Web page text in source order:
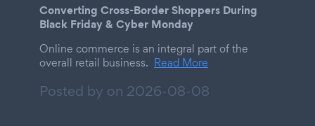
Converting Cross-Border Shoppers During
Black Friday & Cyber Monday
Online commerce is an integral part of the
overall retail business. Read More
Posted by on 2026-08-08